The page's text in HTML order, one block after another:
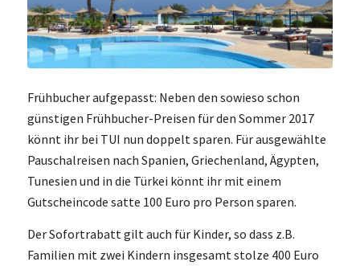
Frühbucher aufgepasst: Neben den sowieso schon
günstigen Frühbucher-Preisen für den Sommer 2017
könnt ihr bei TUI nun doppelt sparen. Für ausgewählte
Pauschalreisen nach Spanien, Griechenland, Ägypten,
Tunesien und in die Türkei könnt ihr mit einem
Gutscheincode satte 100 Euro pro Person sparen.
Der Sofortrabatt gilt auch für Kinder, so dass z.B.
Familien mit zwei Kindern insgesamt stolze 400 Euro